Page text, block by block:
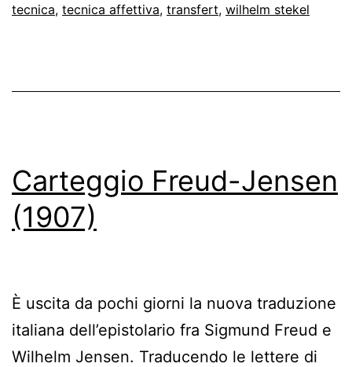
tecnica, tecnica affettiva, transfert, wilhelm stekel
Carteggio Freud-Jensen
(1907)
È uscita da pochi giorni la nuova traduzione
italiana dell’epistolario fra Sigmund Freud e
Wilhelm Jensen. Traducendo le lettere di